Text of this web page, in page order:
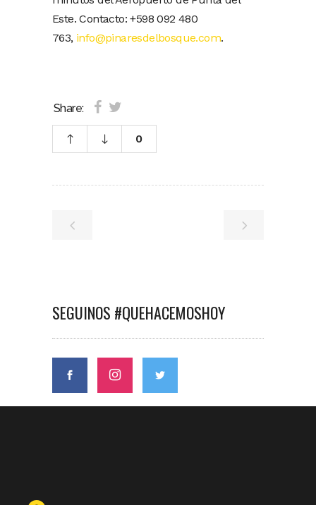
Este. Contacto: +598 092 480
763, info@pinaresdelbosque.com.
Share:
0
SEGUINOS #QUEHACEMOSHOY